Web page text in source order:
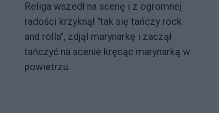
Religa wszedł na scenę i z ogromnej
radości krzyknął "tak się tańczy rock
and rolla", zdjął marynarkę i zaczął
tańczyć na scenie kręcąc marynarką w
powietrzu.